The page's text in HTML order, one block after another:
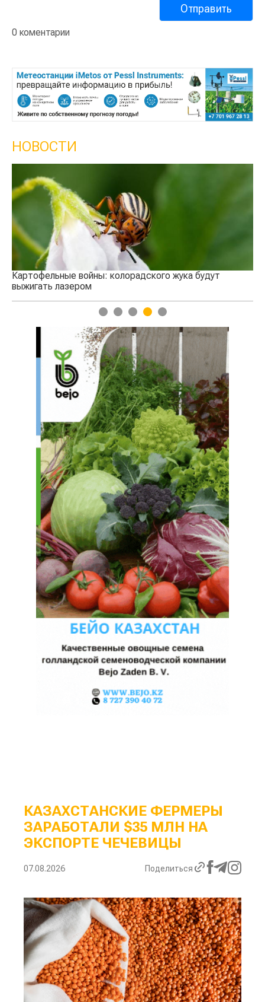
0 коментарии
НОВОСТИ
Картофельные войны: колорадского жука будут
выжигать лазером
1 2 3 4 5
КАЗАХСТАНСКИЕ ФЕРМЕРЫ
ЗАРАБОТАЛИ $35 МЛН НА
ЭКСПОРТЕ ЧЕЧЕВИЦЫ
07.08.2026 Поделиться